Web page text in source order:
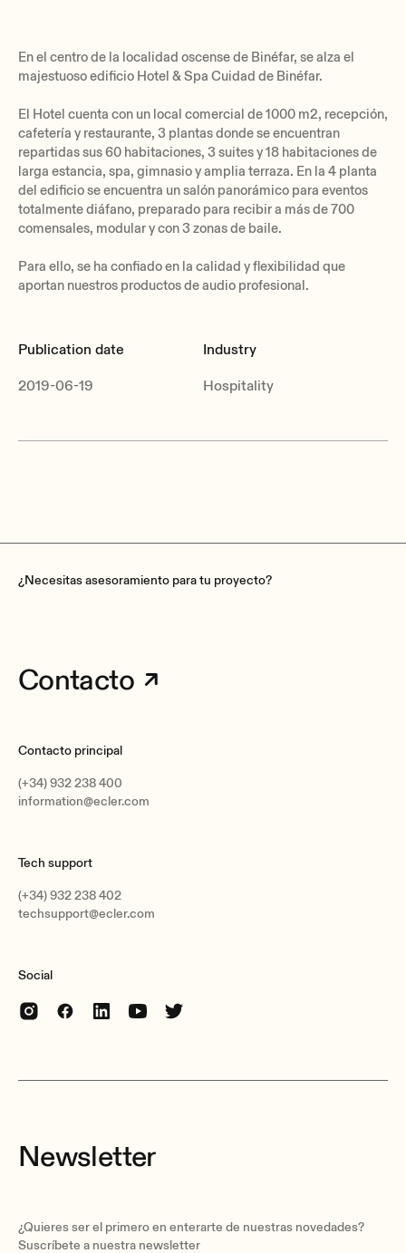
En el centro de la localidad oscense de Binéfar, se alza el
majestuoso edificio Hotel & Spa Cuidad de Binéfar.
El Hotel cuenta con un local comercial de 1000 m2, recepción,
cafetería y restaurante, 3 plantas donde se encuentran
repartidas sus 60 habitaciones, 3 suites y 18 habitaciones de
larga estancia, spa, gimnasio y amplia terraza. En la 4 planta
del edificio se encuentra un salón panorámico para eventos
totalmente diáfano, preparado para recibir a más de 700
comensales, modular y con 3 zonas de baile.
Para ello, se ha confiado en la calidad y flexibilidad que
aportan nuestros productos de audio profesional.
Publication date
2019-06-19
Industry
Hospitality
¿Necesitas asesoramiento para tu proyecto?
Contacto
Contacto principal
(+34) 932 238 400
information@ecler.com
Tech support
(+34) 932 238 402
techsupport@ecler.com
Social
Newsletter
¿Quieres ser el primero en enterarte de nuestras novedades?
Suscríbete a nuestra newsletter